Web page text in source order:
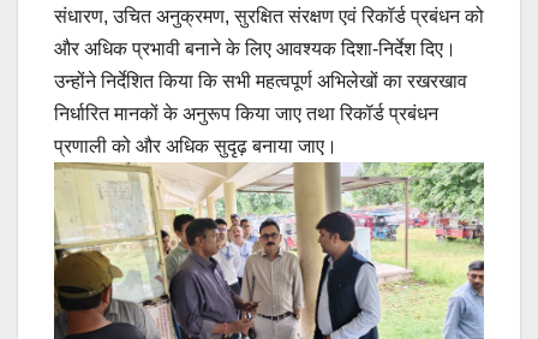
संधारण, उचित अनुक्रमण, सुरक्षित संरक्षण एवं रिकॉर्ड प्रबंधन को
और अधिक प्रभावी बनाने के लिए आवश्यक दिशा-निर्देश दिए।
उन्होंने निर्देशित किया कि सभी महत्वपूर्ण अभिलेखों का रखरखाव
निर्धारित मानकों के अनुरूप किया जाए तथा रिकॉर्ड प्रबंधन
प्रणाली को और अधिक सुदृढ़ बनाया जाए।